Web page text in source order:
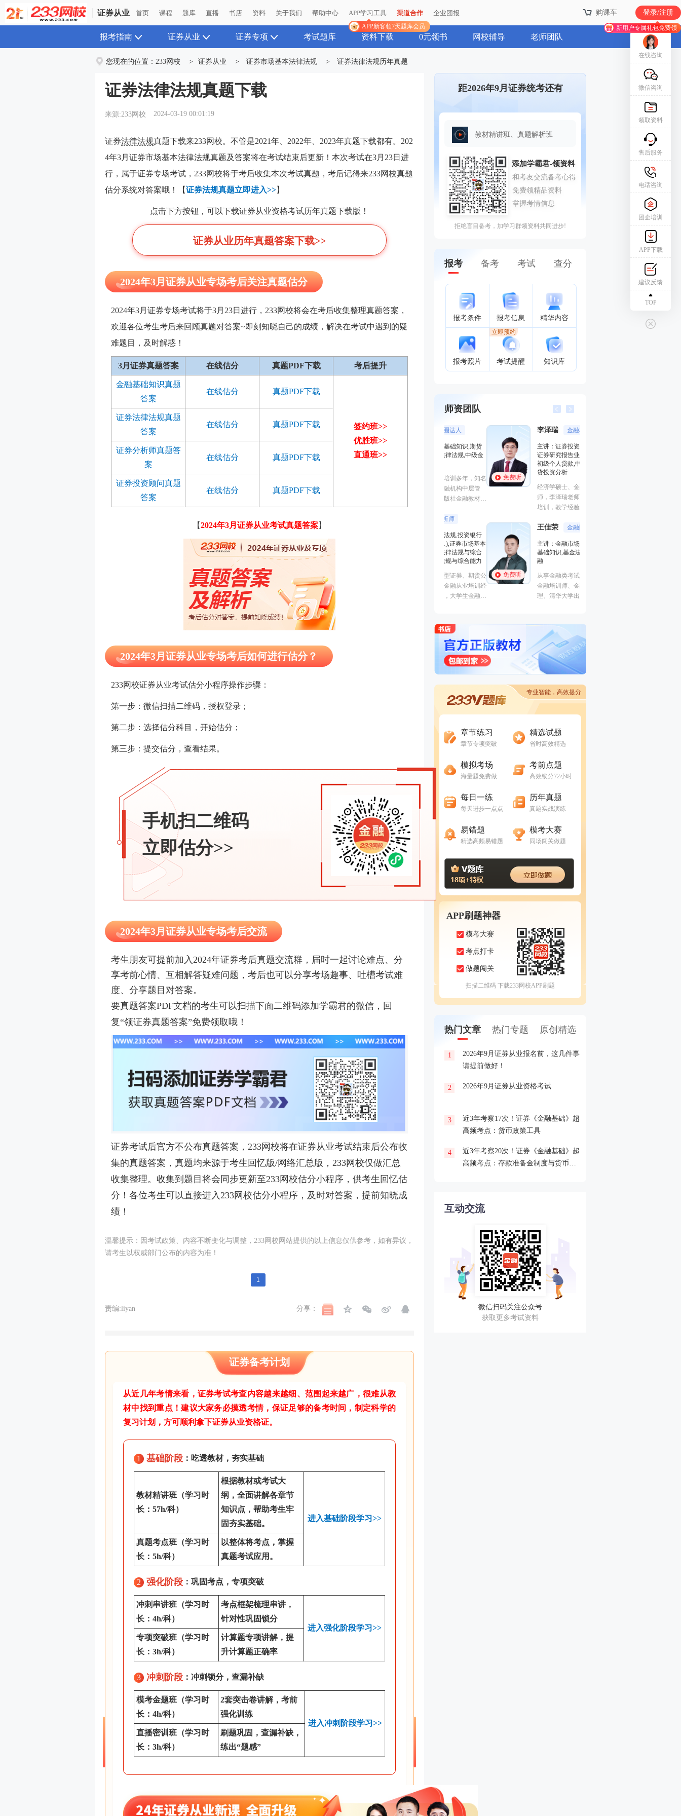
证券从业 首页 课程 题库 直播 书店 资料 关于我们 帮助中心 APP学习工具
APP新客领7天题库会员
渠道合作 企业团报 购课车 登录/注册
新用户专属礼包免费领
报考指南 证券从业 证券专项 考试题库 资料下载 0元领书 网校辅导 老师团队
您现在的位置： 233网校 > 证券从业 > 证券市场基本法律法规 > 证券法律法规历年真题
证券法律法规真题下载
来源:233网校 2024-03-19 00:01:19
证券法律法规真题下载来233网校。不管是2021年、2022年、2023年真题下载都有。202
4年3月证券市场基本法律法规真题及答案将在考试结束后更新！本次考试在3月23日进
行，属于证券专场考试，233网校将于考后收集本次考试真题，考后记得来233网校真题
估分系统对答案哦！【证券法规真题立即进入>>】
点击下方按钮，可以下载证券从业资格考试历年真题下载版！
证券从业历年真题答案下载>>
2024年3月证券从业专场考后关注真题估分
2024年3月证券专场考试将于3月23日进行，233网校将会在考后收集整理真题答案，
欢迎各位考生考后来回顾真题对答案~即刻知晓自己的成绩，解决在考试中遇到的疑
难题目，及时解惑！
3月证券真题答案 在线估分 真题PDF下载 考后提升
金融基础知识真题
答案
在线估分 真题PDF下载
签约班>>
优胜班>>
直通班>>
证券法律法规真题
答案
在线估分 真题PDF下载
证券分析师真题答
案
在线估分 真题PDF下载
证券投资顾问真题
答案
在线估分 真题PDF下载
【2024年3月证券从业考试真题答案】
2024年3月证券从业专场考后如何进行估分？
233网校证券从业考试估分小程序操作步骤：
第一步：微信扫描二维码，授权登录；
第二步：选择估分科目，开始估分；
第三步：提交估分，查看结果。
手机扫二维码
立即估分>>
2024年3月证券从业专场考后交流
考生朋友可提前加入2024年证券考后真题交流群，届时一起讨论难点、分
享考前心情、互相解答疑难问题，考后也可以分享考场趣事、吐槽考试难
度、分享题目对答案。
要真题答案PDF文档的考生可以扫描下面二维码添加学霸君的微信，回
复“领证券真题答案”免费领取哦！
证券考试后官方不公布真题答案，233网校将在证券从业考试结束后公布收
集的真题答案，真题均来源于考生回忆版/网络汇总版，233网校仅做汇总
收集整理。收集到题目将会同步更新至233网校估分小程序，供考生回忆估
分！各位考生可以直接进入233网校估分小程序，及时对答案，提前知晓成
绩！
温馨提示：因考试政策、内容不断变化与调整，233网校网站提供的以上信息仅供参考，如有异议，
请考生以权威部门公布的内容为准！
1
责编:liyan 分享：
证券备考计划
从近几年考情来看，证券考试考查内容越来越细、范围起来越广，很难从教
材中找到重点！建议大家务必摸透考情，保证足够的备考时间，制定科学的
复习计划，方可顺利拿下证券从业资格证。
1 基础阶段 ：吃透教材，夯实基础
教材精讲班（学习时
长：57h/科）
根据教材或考试大
纲，全面讲解各章节
知识点，帮助考生牢
固夯实基础。
进入基础阶段学习>>
真题考点班 （学习时
长：5h/科）
以整体将考点，掌握
真题考试应用。
2 强化阶段 ：巩固考点，专项突破
冲刺串讲班 （学习时
长：4h/科）
考点框架梳理串讲，
针对性巩固锁分
进入强化阶段学习>>
专项突破班 （学习时
长：3h/科）
计算题专项讲解，提
升计算题正确率
3 冲刺阶段 ：冲刺锁分，查漏补缺
模考金题班 （学习时
长：4h/科）
2套突击卷讲解，考前
强化训练
进入冲刺阶段学习>>
直播密训班（学习时
长：3h/科）
刷题巩固，查漏补缺，
练出“题感”
距2026年9月证券统考还有
教材精讲班、真题解析班
拒绝盲目备考，加学习群领资料共同进步!
报考 备考 考试 查分
报考条件 报考信息 精华内容
报考照片 考试提醒
立即预约
知识库
师资团队
免费听
金融培训高级讲师
主讲：证券投资顾问业务,发布
证券研究报告业务(证券分析师),
初级个人贷款,中级个人贷款,期
货投资分析
经济学硕士、金融培训高级讲
师，李泽瑞老师从事金融类考证
培训，教学经验丰富，出口
能的很有个人风格的老师，江湖
学员称被讲课耽误的“德云社”编
外弟子。
免费听
金融圈达人
主讲：金融市场基础知识,期货
基础知识,基金法律法规,中级金
融
从事金融类考试培训多年，知名
金融培训师、金融机构中层管
理、清华大学出版社金融教材副
的“一哥”。
专业智能，高效提分
章节练习
章节专项突破
精选试题
省时高效精选
模拟考场
海量题免费做
考前点题
高效锁分72小时
每日一练
每天进步一点点
历年真题
真题实战演练
易错题
精选高频易错题
模考大赛
同场闯关做题
APP刷题神器
模考大赛
考点打卡
做题闯关
扫描二维码 下载233网校APP刷题
热门文章 热门专题 原创精选
1
2026年9月证券从业报名前，这几件事
请提前做好！
2 2026年9月证券从业资格考试
3
近3年考察17次！证券《金融基础》超
高频考点：货币政策工具
4
近3年考察20次！证券《金融基础》超
高频考点：存款准备金制度与货币乘
互动交流
微信扫码关注公众号
获取更多考试资料
在线咨询
微信咨询
领取资料
售后服务
电话咨询
团企培训
APP下载
建议反馈
TOP